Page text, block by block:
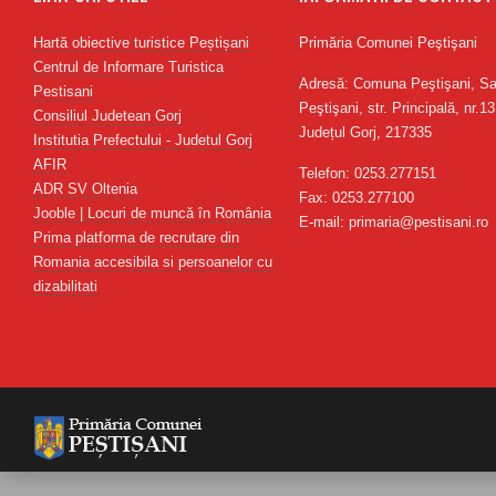
Hartă obiective turistice Peștișani
Centrul de Informare Turistica
Pestisani
Consiliul Judetean Gorj
Institutia Prefectului - Judetul Gorj
AFIR
ADR SV Oltenia
Jooble | Locuri de muncă în România
Prima platforma de recrutare din
Romania accesibila si persoanelor cu
dizabilitati
Primăria Comunei Peştişani
Adresă: Comuna Peştişani,
Peştişani, str. Principală,
Județul Gorj, 217335
Telefon: 0253.277151
Fax: 0253.277100
E-mail: primaria@pestisani.ro